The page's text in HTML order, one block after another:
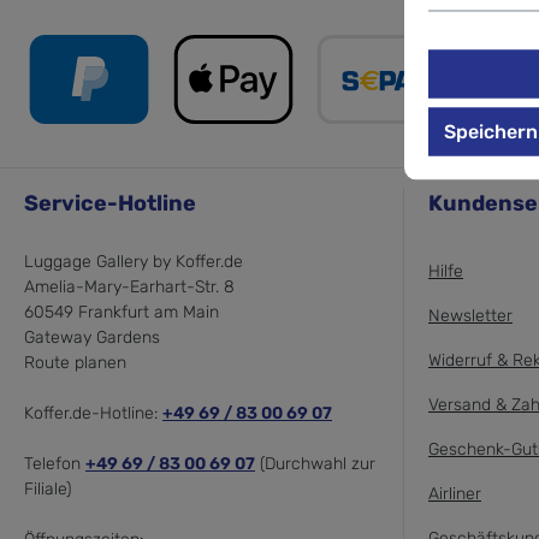
Service-Hotline
Luggage Gallery by Koffer.de
Amelia-Mary-Earhart-Str. 8
60549 Frankfurt am Main
Gateway Gardens
Route planen
Koffer.de-Hotline: +49 69 / 83 00 69 07
Telefon +49 69 / 83 00 69 07 (Durchwahl zur
Filiale)
Hilfe
Newsletter
Widerruf &
Versand &
Geschenk-
Airliner
Speichern